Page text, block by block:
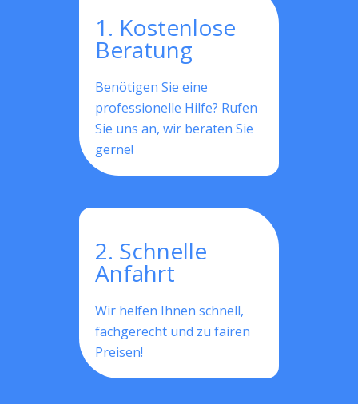
1. Kostenlose
Beratung
Benötigen Sie eine
professionelle Hilfe? Rufen
Sie uns an, wir beraten Sie
gerne!
2. Schnelle
Anfahrt
Wir helfen Ihnen schnell,
fachgerecht und zu fairen
Preisen!